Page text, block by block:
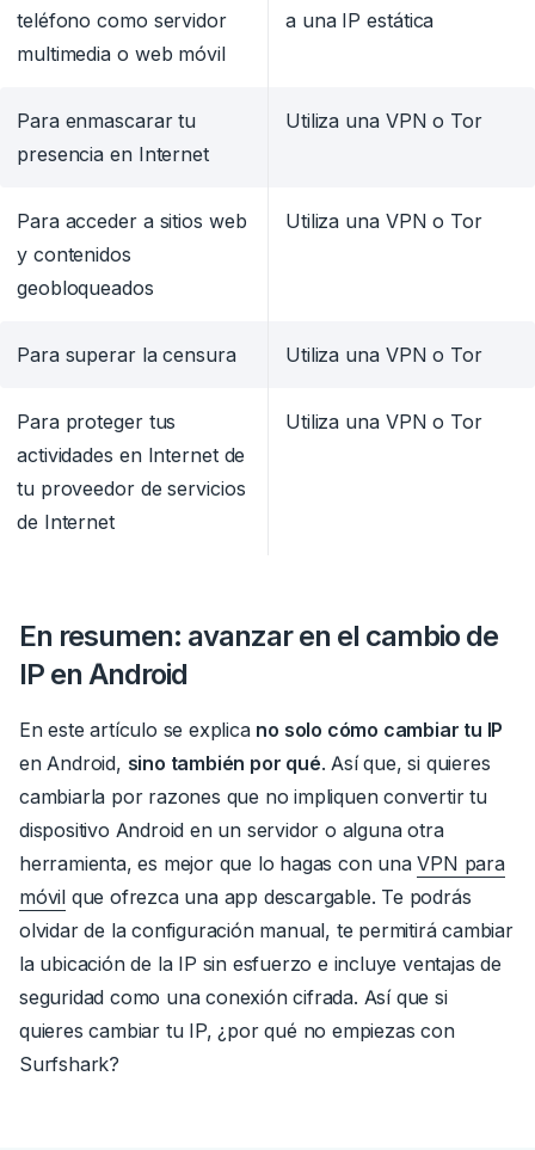
teléfono como servidor
multimedia o web móvil
a una IP estática
Para enmascarar tu
presencia en Internet
Utiliza una VPN o Tor
Para acceder a sitios web
y contenidos
geobloqueados
Utiliza una VPN o Tor
Para superar la censura Utiliza una VPN o Tor
Para proteger tus
actividades en Internet de
tu proveedor de servicios
de Internet
Utiliza una VPN o Tor
En resumen: avanzaren el cambio de
IP en Android
En este artículo se explica no solo cómo cambiar tu IP
en Android, sino también por qué. Así que, si quieres
cambiarla por razones que no impliquen convertir tu
dispositivo Android en un servidor o alguna otra
herramienta, es mejor que lo hagas con unaVPN para
móvil que ofrezca una app descargable. Te podrás
olvidar de laconfiguración manual, te permitirá cambiar
la ubicación de la IP sin esfuerzo e incluye ventajas de
seguridad como una conexión cifrada. Así que si
quieres cambiar tu IP, ¿por qué no empiezas con
Surfshark?